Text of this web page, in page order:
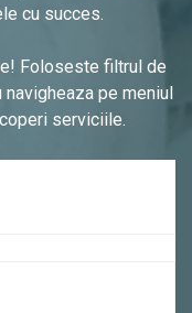
cu succes.
Foloseste filtrul de
pe meniul
serviciile.